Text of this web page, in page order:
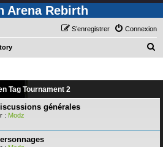
Arena Rebirth
Connexion
S’enregistrer
Tag Tournament 2
générales
: Modz